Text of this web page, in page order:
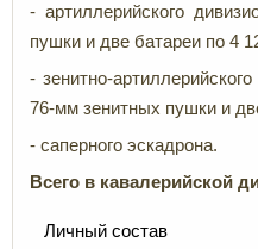
- артиллерийского
пушки и две батареи по 4
- зенитно-
76-мм зенитных пушки и
- саперного эскадрона.
Всего в кавалерийской
Личный состав